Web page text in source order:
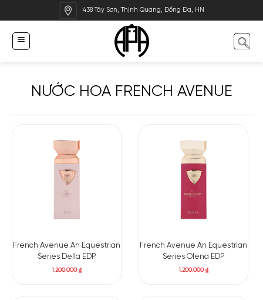
qua
dung
438 Tây Sơn, Thịnh Quang, Đống Đa, HN
NƯỚC HOA FRENCH AVENUE
French Avenue An Equestrian
Series Della EDP
1.200.000₫
French Avenue An Equestrian
Series Olena EDP
1.200.000₫